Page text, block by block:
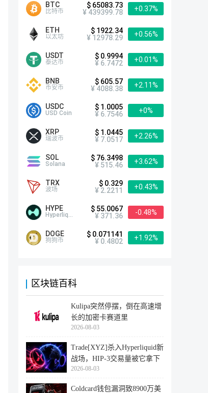
BTC
比特币
$ 65083.73
¥ 439399.78
+0.37%
ETH
以太坊
$ 1922.34
¥ 12978.29
+0.56%
USDT
泰达币
$ 0.9994
¥ 6.7472
+0.01%
BNB
币安币
$ 605.57
¥ 4088.38
+2.11%
USDC
USD Coin
$ 1.0005
¥ 6.7546
+0%
XRP
瑞波币
$ 1.0445
¥ 7.0517
+2.26%
SOL
Solana
$ 76.3498
¥ 515.46
+3.62%
TRX
波场
$ 0.329
¥ 2.2211
+0.43%
HYPE
Hyperliquid
$ 55.0067
¥ 371.36
-0.48%
DOGE
狗狗币
$ 0.071141
¥ 0.4802
+1.92%
区块链百科
Kulipa突然停摆，倒在高速增
长的加密卡赛道里
2026-08-03
Trade[XYZ]杀入Hyperliquid新
战场，HIP-3交易量被它拿下
2026-08-03
Coldcard钱包漏洞致8900万美